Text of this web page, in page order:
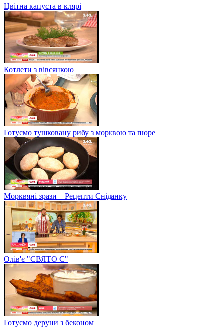
Цвітна капуста в клярі
Котлети з вівсянкою
Готуємо тушковану рибу з морквою та пюре
Морквяні зрази – Рецепти Сніданку
Олів'є "СВЯТО Є"
Готуємо деруни з беконом